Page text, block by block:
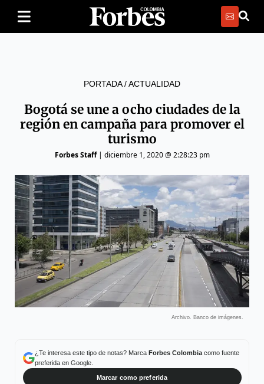
PORTADA/ACTUALIDAD
Bogotá se une a ocho ciudades de la
región en campaña para promover el
turismo
Forbes Staff| diciembre 1, 2020 @ 2:28:23 pm
Archivo. Banco de imágenes.
¿Te interesa este tipo de notas? Marca Forbes Colombiacomo fuente
preferida en Google.
Marcar como preferida